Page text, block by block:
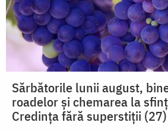
Sărbătorile lunii august,
roadelor și chemarea la
Credința fără superstiții (27)